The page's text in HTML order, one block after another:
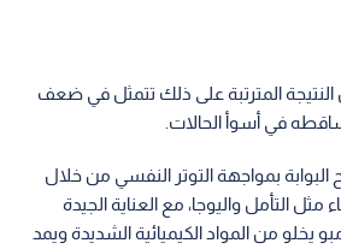
النتيجة المترتبة على ذلك تتمثل في ضعف
في أسوأ الحالات.
بمواجهة التوتر النفسي من خلال
التأمل واليوجا، مع العناية الجيدة
يخلو من المواد الكيميائية الشديدة ويمد